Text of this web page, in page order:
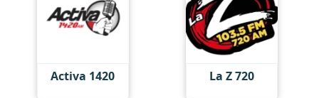
Activa 1420 La Z 720